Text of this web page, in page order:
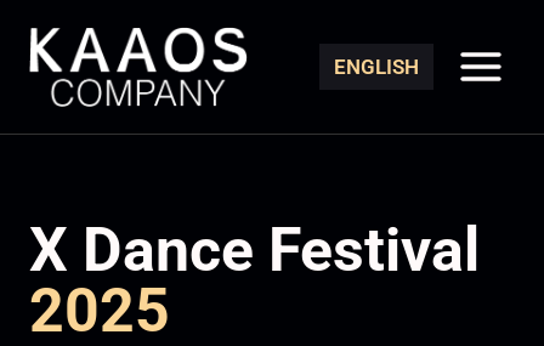
sisältöön
ENGLISH
X Dance Festival
2025